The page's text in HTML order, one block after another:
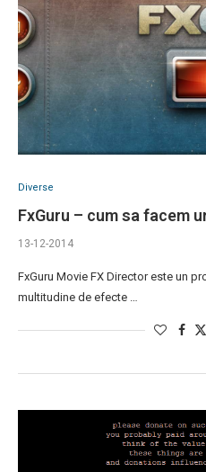
Diverse
FxGuru – cum sa facem
13-12-2014
FxGuru Movie FX Director este un
multitudine de efecte …